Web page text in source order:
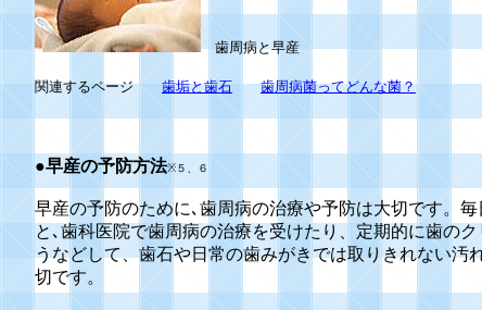
歯周病と早産
関連するページ 歯垢と歯石 歯周病菌ってどんな菌？
●早産の予防方法※５、６
早産の予防のために､歯周病の治療や予防は大切です。
と､歯科医院で歯周病の治療を受けたり、定期的に歯の
うなどして、歯石や日常の歯みがきでは取りきれない汚
切です。